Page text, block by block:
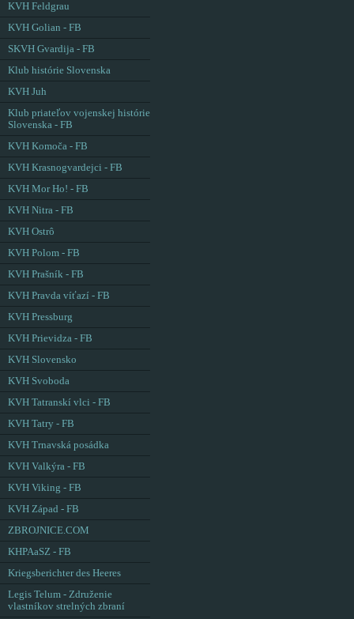
KVH Feldgrau
KVH Golian - FB
SKVH Gvardija - FB
Klub histórie Slovenska
KVH Juh
Klub priateľov vojenskej histórie
Slovenska - FB
KVH Komoča - FB
KVH Krasnogvardejci - FB
KVH Mor Ho! - FB
KVH Nitra - FB
KVH Ostrô
KVH Polom - FB
KVH Prašník - FB
KVH Pravda víťazí - FB
KVH Pressburg
KVH Prievidza - FB
KVH Slovensko
KVH Svoboda
KVH Tatranskí vlci - FB
KVH Tatry - FB
KVH Trnavská posádka
KVH Valkýra - FB
KVH Viking - FB
KVH Západ - FB
ZBROJNICE.COM
KHPAaSZ - FB
Kriegsberichter des Heeres
Legis Telum - Združenie
vlastníkov strelných zbraní